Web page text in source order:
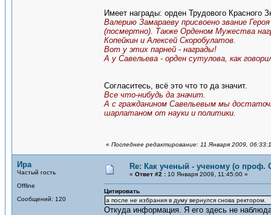
Имеет награды: орден Трудового Красного
Валерию Замараеву присвоено звание
(посмертно). Также Орденом Мужества
Копейкин и Алексей Скоробулатов.
Вот у этих парней - награды!
А у Савельева - орден сутулова, как
Согласитесь, всё это что то да значит.
Все что-нибудь да значит.
А с гражданином Савельевым мы
шарлатаном от науки и политики.
« Последнее редактирование: 11 Января 2009,
Ира
Частый гость
Offline
Сообщений: 120
Re: Как ученый - ученому (о проф.
« Ответ #2 : 10 Января 2009, 11:45:00 »
Цитировать
а после не избрания в думу вернулся снова ректором.
Откуда информация. Я его здесь не